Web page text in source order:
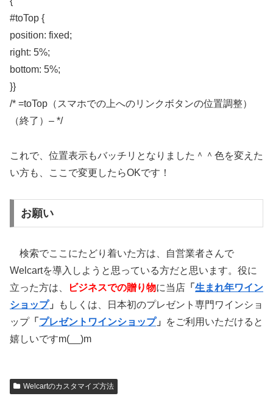
#toTop {
position: fixed;
right: 5%;
bottom: 5%;
}}
/* =toTop（スマホでの上へのリンクボタンの位置調整）
（終了）– */
これで、位置表示もバッチリとなりました＾＾色を変えた
い方も、ここで変更したらOKです！
お願い
検索でここにたどり着いた方は、自営業者さんで
Welcartを導入しようと思っている方だと思います。役に
立った方は、
ビジネスでの贈り物に当店 「 生まれ年ワイン
ショップ」
もしくは、日本初のプレゼント専門ワインショ
ップ「 プレゼントワインショップ」
をご利用いただけると
嬉しいですm(__)m
Welcartのカスタマイズ方法